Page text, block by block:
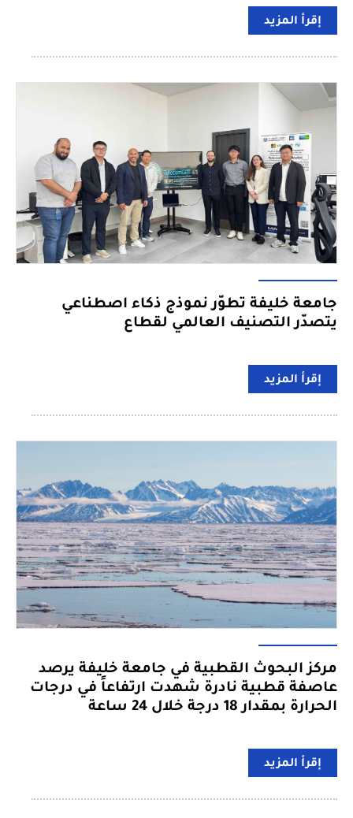
إقرأ المزيد
جامعة خليفة تطوّر نموذج ذكاء اصطناعي
يتصدّر التصنيف العالمي لقطاع
إقرأ المزيد
مركز البحوث القطبية في جامعة خليفة يرصد
عاصفة قطبية نادرة شهدت ارتفاعاً في درجات
الحرارة بمقدار 18 درجة خلال 24 ساعة
إقرأ المزيد